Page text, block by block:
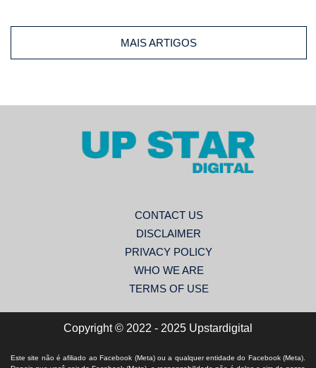
MAIS ARTIGOS
CONTACT US
DISCLAIMER
PRIVACY POLICY
WHO WE ARE
TERMS OF USE
Copyright © 2022 - 2025 Upstardigital
Este site não é afiliado ao Facebook (Meta) ou a qualquer entidade do Facebook (Meta).